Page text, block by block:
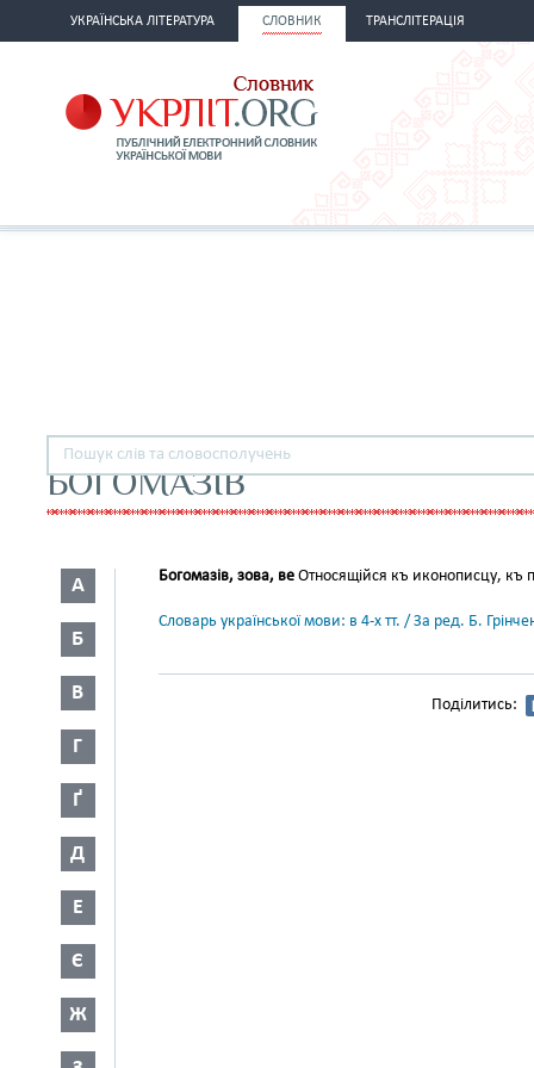
УКРАЇНСЬКА ЛІТЕРАТУРА СЛОВНИК ТРАНСЛІТЕРАЦІЯ
БОГОМАЗІВ
А
Б
В
Г
Ґ
Д
Е
Є
Ж
Богомазів, зова, ве Относящійся къ иконописцу,
Словарь української мови: в 4-х тт. / За ред. Б.
Поділитись: